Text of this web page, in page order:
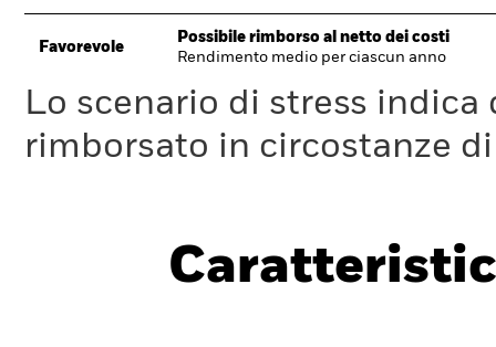
Favorevole
Possibile rimborso al netto dei costi
Rendimento medio per ciascun anno
Lo scenario di stress
rimborsato in circostanze